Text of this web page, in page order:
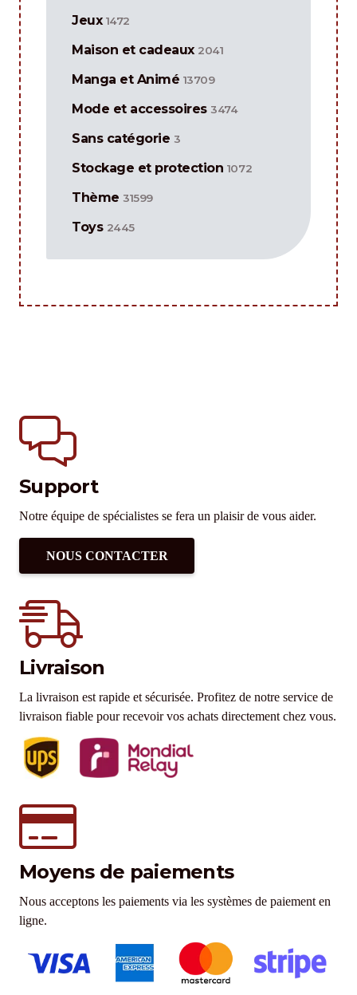
Jeux 1472
Maison et cadeaux 2041
Manga et Animé 13709
Mode et accessoires 3474
Sans catégorie 3
Stockage et protection 1072
Thème 31599
Toys 2445
Support
Notre équipe de spécialistes se fera un plaisir de vous aider.
NOUS CONTACTER
Livraison
La livraison est rapide et sécurisée. Profitez de notre service de
livraison fiable pour recevoir vos achats directement chez vous.
Moyens de paiements
Nous acceptons les paiements via les systèmes de paiement en
ligne.